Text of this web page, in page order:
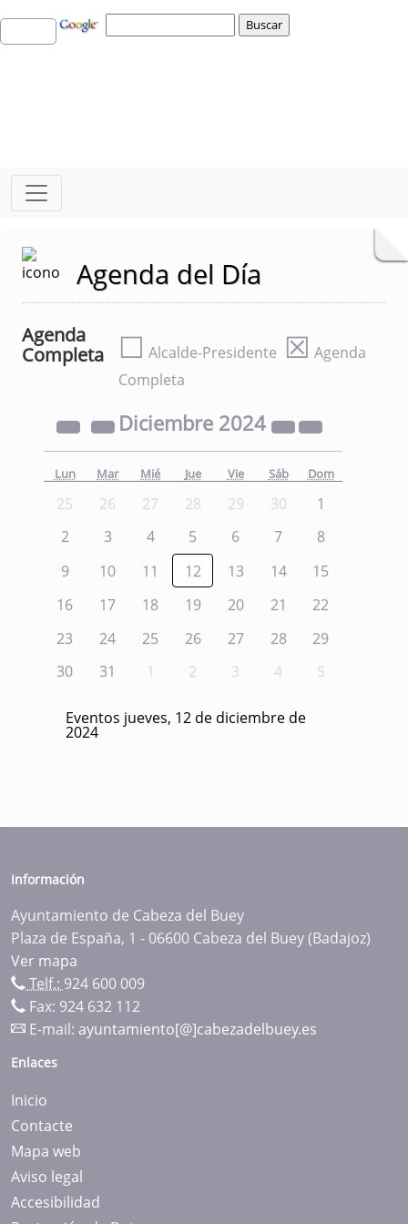
Agenda del Día
Agenda
Completa
☐ Alcalde-Presidente ☒ Agenda
Completa
Diciembre 2024
Lun Mar Mié Jue Vie Sáb Dom
25 26 27 28 29 30
1
2
3 4 5 6 7
8
9
10 11 12 13 14
15
16
17 18 19 20 21
22
23
24 25 26 27 28
29
30
31 1 2 3 4 5
Eventos jueves, 12 de diciembre de
2024
Información
Ayuntamiento de Cabeza del Buey
Plaza de España, 1 - 06600 Cabeza del Buey (Badajoz)
Ver mapa
Telf.: 924 600 009
Fax: 924 632 112
E-mail: ayuntamiento[@]cabezadelbuey.es
Enlaces
Inicio
Contacte
Mapa web
Aviso legal
Accesibilidad